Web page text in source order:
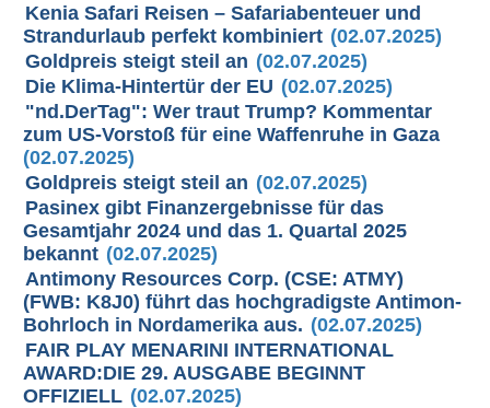
Kenia Safari Reisen – Safariabenteuer und
Strandurlaub perfekt kombiniert (02.07.2025)
Goldpreis steigt steil an (02.07.2025)
Die Klima-Hintertür der EU (02.07.2025)
"nd.DerTag": Wer traut Trump? Kommentar
zum US-Vorstoß für eine Waffenruhe in Gaza
(02.07.2025)
Goldpreis steigt steil an (02.07.2025)
Pasinex gibt Finanzergebnisse für das
Gesamtjahr 2024 und das 1. Quartal 2025
bekannt (02.07.2025)
Antimony Resources Corp. (CSE: ATMY)
(FWB: K8J0) führt das hochgradigste Antimon-
Bohrloch in Nordamerika aus. (02.07.2025)
FAIR PLAY MENARINI INTERNATIONAL
AWARD:DIE 29. AUSGABE BEGINNT
OFFIZIELL (02.07.2025)